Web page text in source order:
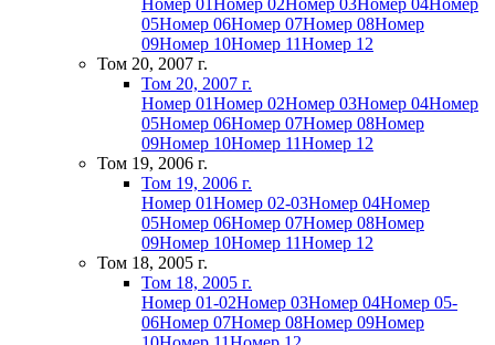
Номер 01Номер 02Номер 03Номер 04Номер
05Номер 06Номер 07Номер 08Номер
09Номер 10Номер 11Номер 12
Том 20, 2007 г.
Том 20, 2007 г.
Номер 01Номер 02Номер 03Номер 04Номер
05Номер 06Номер 07Номер 08Номер
09Номер 10Номер 11Номер 12
Том 19, 2006 г.
Том 19, 2006 г.
Номер 01Номер 02-03Номер 04Номер
05Номер 06Номер 07Номер 08Номер
09Номер 10Номер 11Номер 12
Том 18, 2005 г.
Том 18, 2005 г.
Номер 01-02Номер 03Номер 04Номер 05-
06Номер 07Номер 08Номер 09Номер